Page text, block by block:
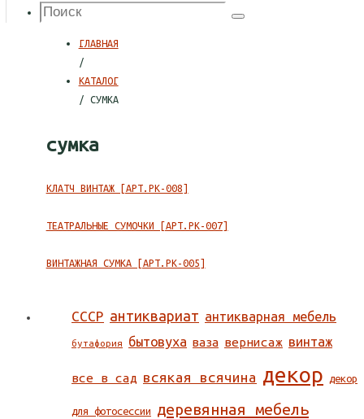
Что
Поиск
ГЛАВНАЯ
/
КАТАЛОГ
/ СУМКА
сумка
КЛАТЧ ВИНТАЖ [АРТ.РК-008]
ТЕАТРАЛЬНЫЕ СУМОЧКИ [АРТ.РК-007]
ВИНТАЖНАЯ СУМКА [АРТ.РК-005]
СССР антиквариат антикварная мебель
бутафория бытовуха ваза вернисаж винтаж
все в сад всякая всячина декор декор
для фотосессии
деревянная мебель